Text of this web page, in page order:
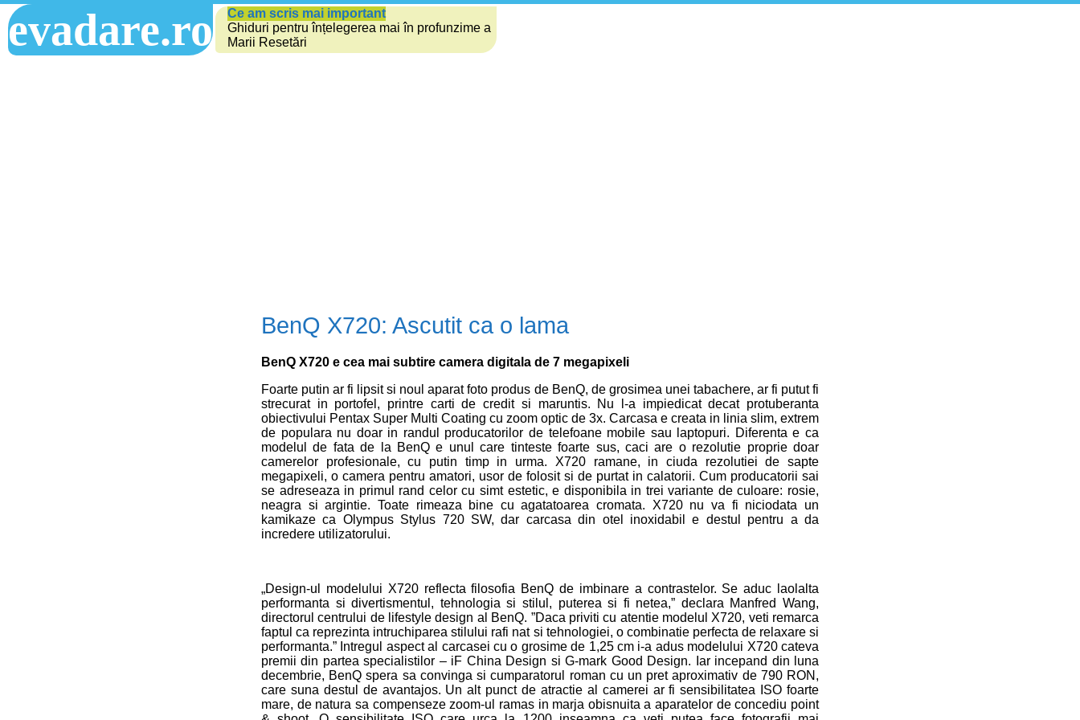
evadare.ro
Ce am scris mai important
Ghiduri pentru înțelegerea mai în profunzime a
Marii Resetări
BenQ X720: Ascutit ca o lama
BenQ X720 e cea mai subtire camera digitala de 7 megapixeli
Foarte putin ar fi lipsit si noul aparat foto produs de BenQ, de grosimea unei tabachere, ar fi putut fi
strecurat in portofel, printre carti de credit si maruntis. Nu l-a impiedicat decat protuberanta
obiectivului Pentax Super Multi Coating cu zoom optic de 3x. Carcasa e creata in linia slim, extrem
de populara nu doar in randul producatorilor de telefoane mobile sau laptopuri. Diferenta e ca
modelul de fata de la BenQ e unul care tinteste foarte sus, caci are o rezolutie proprie doar
camerelor profesionale, cu putin timp in urma. X720 ramane, in ciuda rezolutiei de sapte
megapixeli, o camera pentru amatori, usor de folosit si de purtat in calatorii. Cum producatorii sai
se adreseaza in primul rand celor cu simt estetic, e disponibila in trei variante de culoare: rosie,
neagra si argintie. Toate rimeaza bine cu agatatoarea cromata. X720 nu va fi niciodata un
kamikaze ca Olympus Stylus 720 SW, dar carcasa din otel inoxidabil e destul pentru a da
incredere utilizatorului.
„Design-ul modelului X720 reflecta filosofia BenQ de imbinare a contrastelor. Se aduc laolalta
performanta si divertismentul, tehnologia si stilul, puterea si fi netea,” declara Manfred Wang,
directorul centrului de lifestyle design al BenQ. ”Daca priviti cu atentie modelul X720, veti remarca
faptul ca reprezinta intruchiparea stilului rafi nat si tehnologiei, o combinatie perfecta de relaxare si
performanta.” Intregul aspect al carcasei cu o grosime de 1,25 cm i-a adus modelului X720 cateva
premii din partea specialistilor – iF China Design si G-mark Good Design. Iar incepand din luna
decembrie, BenQ spera sa convinga si cumparatorul roman cu un pret aproximativ de 790 RON,
care suna destul de avantajos. Un alt punct de atractie al camerei ar fi sensibilitatea ISO foarte
mare, de natura sa compenseze zoom-ul ramas in marja obisnuita a aparatelor de concediu point